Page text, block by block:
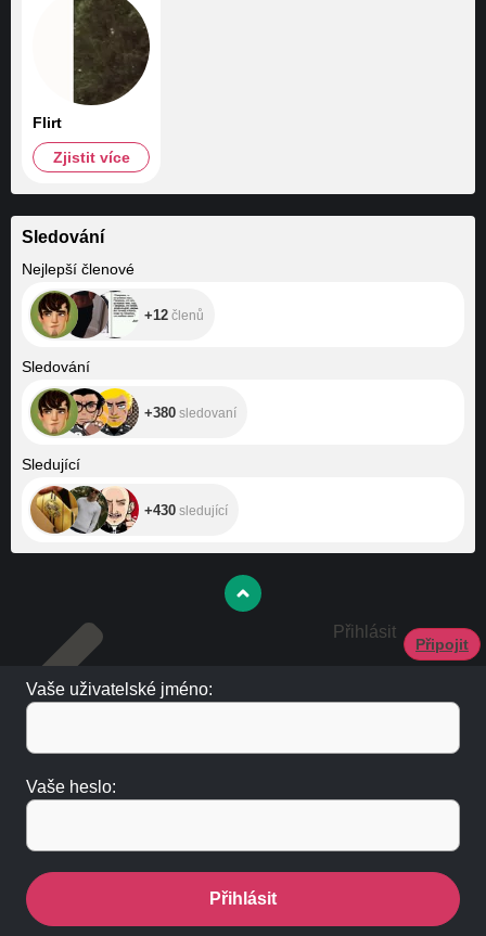
Flirt
Zjistit více
Sledování
Nejlepší členové
+12 členů
Sledování
+380 sledovaní
Sledující
+430 sledující
Přihlásit
Připojit
Vaše uživatelské jméno:
Vaše heslo:
Přihlásit